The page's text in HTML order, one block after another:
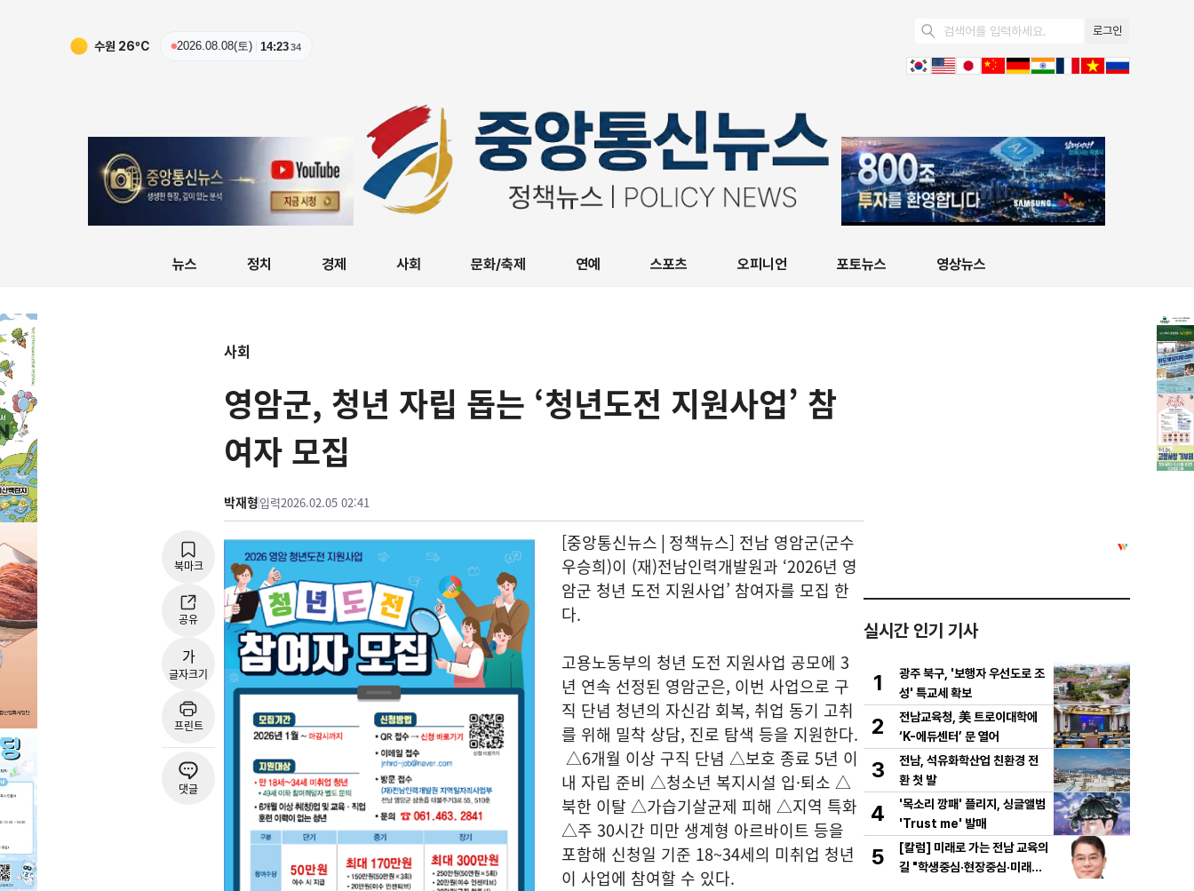
수원 26ºC 2026.08.08(토) 14:2335
로그인
뉴스 정치 경제 사회 문화/축제 연예 스포츠 오피니언 포토뉴스 영상뉴스
사회
영암군, 청년 자립 돕는 ‘청년도전 지원사업’ 참
여자 모집
박재형입력2026.02.05 02:41
북마크
공유
가
글자크기
프린트
댓글
[중앙통신뉴스│정책뉴스] 전남 영암군(군수
우승희)이 (재)전남인력개발원과 ‘2026년 영
암군 청년 도전 지원사업’ 참여자를 모집 한
다.
고용노동부의 청년 도전 지원사업 공모에 3
년 연속 선정된 영암군은, 이번 사업으로 구
직 단념 청년의 자신감 회복, 취업 동기 고취
를 위해 밀착 상담, 진로 탐색 등을 지원한다.
△6개월 이상 구직 단념 △보호 종료 5년 이
내 자립 준비 △청소년 복지시설 입·퇴소 △
북한 이탈 △가습기살균제 피해 △지역 특화
△주 30시간 미만 생계형 아르바이트 등을
포함해 신청일 기준 18~34세의 미취업 청년
이 사업에 참여할 수 있다.
실시간 인기 기사
1
광주 북구, '보행자 우선도로 조
성' 특교세 확보
2
전남교육청, 美 트로이대학에
‘K-에듀센터’ 문 열어
3
전남, 석유화학산업 친환경 전
환 첫 발
4
'목소리 깡패' 플리지, 싱글앨범
'Trust me' 발매
5
[칼럼] 미래로 가는 전남 교육의
길 "학생중심·현장중심·미래중